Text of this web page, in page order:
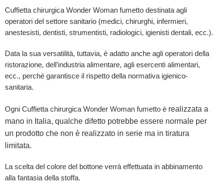
Cuffietta chirurgica Wonder Woman fumetto destinata agli
operatori del settore sanitario (medici, chirurghi, infermieri,
anestesisti, dentisti, strumentisti, radiologici, igienisti dentali, ecc.).
Data la sua versatilità, tuttavia, è adatto anche agli operatori della
ristorazione, dell’industria alimentare, agli esercenti alimentari,
ecc., perché garantisce il rispetto della normativa igienico-
sanitaria.
Ogni Cuffietta chirurgica Wonder Woman fumetto è realizzata a
mano in Italia, qualche difetto potrebbe essere normale per
un prodotto che non è realizzato in serie ma in tiratura
limitata.
La scelta del colore del bottone verrà effettuata in abbinamento
alla fantasia della stoffa.